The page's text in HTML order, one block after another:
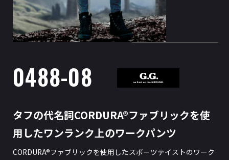
0488-08
タフの代名詞CORDURA®ファブリックを使
用したワンランク上のワークパンツ
CORDURA®ファブリックを使用したスポーツテイストのワーク